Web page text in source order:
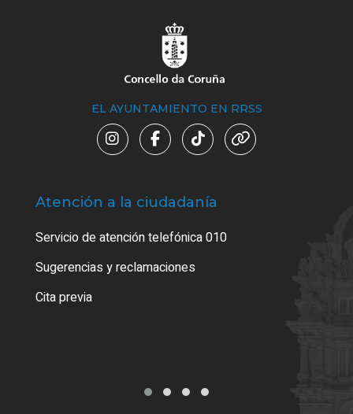
EL AYUNTAMIENTO EN RRSS
Atención a la ciudadanía
Servicio de atención telefónica 010
Sugerencias y reclamaciones
Cita previa